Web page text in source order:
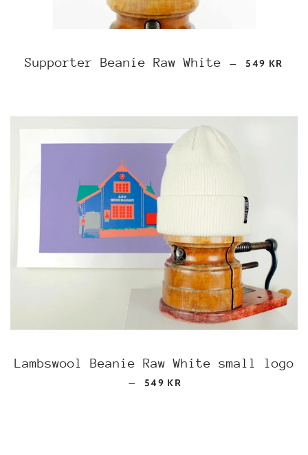
Supporter Beanie Raw White — REGULAR
549 KR
Lambswool Beanie Raw White small logo
— REGULAR PRICE
549 KR